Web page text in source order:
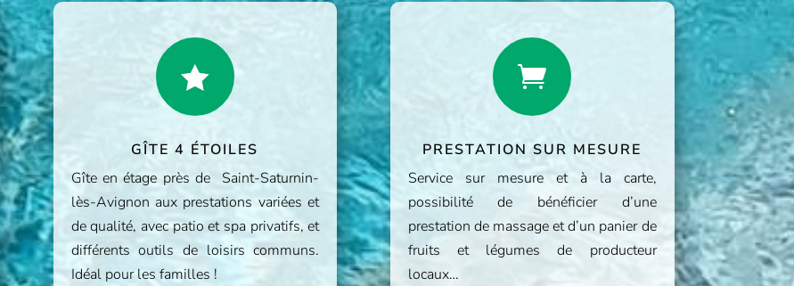

GÎTE 4 ÉTOILES
Gîte en étage près de Saint-Saturnin-
lès-Avignon aux prestations variées et
de qualité, avec patio et spa privatifs, et
différents outils de loisirs communs.
Idéal pour les familles !

PRESTATION SUR MESURE
Service sur mesure et à la carte,
possibilité de bénéficier d’une
prestation de massage et d’un panier de
fruits et légumes de producteur
locaux…